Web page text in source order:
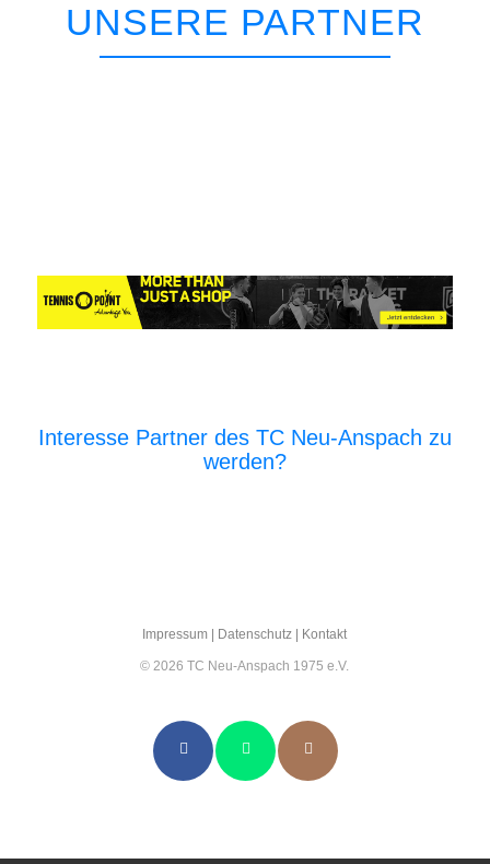
UNSERE PARTNER
Interesse Partner des TC Neu-Anspach zu
werden?
Impres­sum | Daten­schutz | Kon­takt
© 2026 TC Neu-Anspach 1975 e.V.